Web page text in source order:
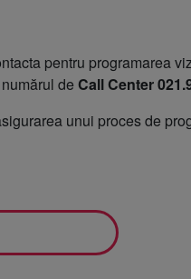
pentru programarea
de Call Center
unui proces de